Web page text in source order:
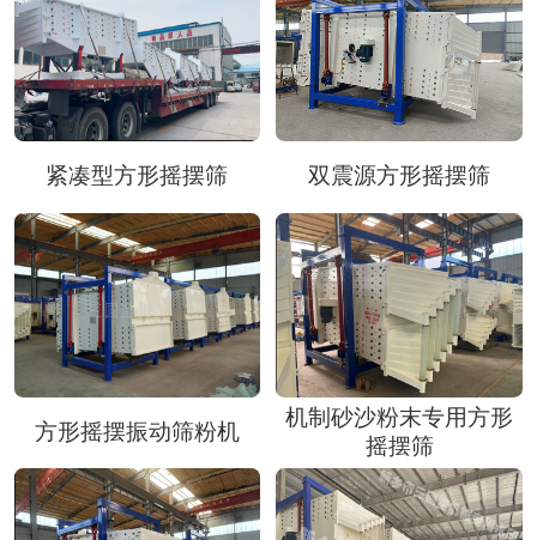
紧凑型方形摇摆筛 双震源方形摇摆筛
方形摇摆振动筛粉机
机制砂沙粉末专用方形
摇摆筛